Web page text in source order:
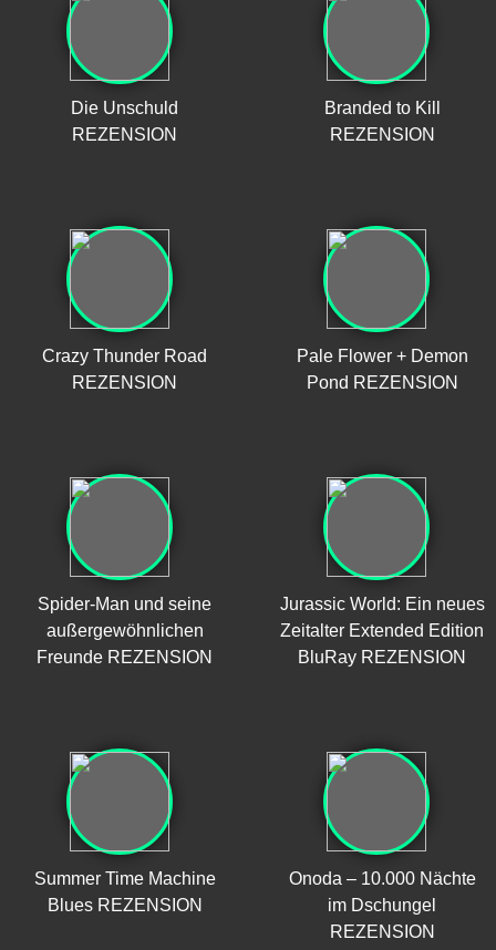
Die Unschuld
REZENSION
Branded to Kill
REZENSION
Crazy Thunder Road
REZENSION
Pale Flower + Demon
Pond REZENSION
Spider-Man und seine
außergewöhnlichen
Freunde REZENSION
Jurassic World: Ein neues
Zeitalter Extended Edition
BluRay REZENSION
Summer Time Machine
Blues REZENSION
Onoda – 10.000 Nächte
im Dschungel
REZENSION